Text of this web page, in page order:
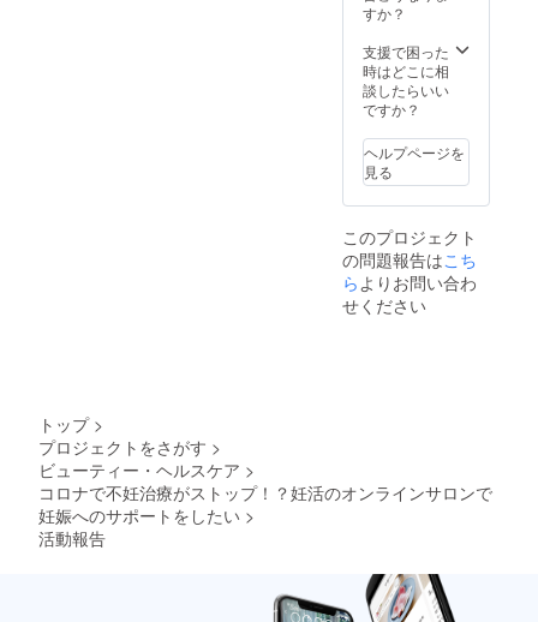
酢・醤
ソー
ス・
油』 調
味料を
しく使
いたい
方へ製
造工程
な味の
違いが
あるの
かを試
食会を
地の調
味料
実際に
現場を
す。
すか？
支援で困った
時はどこに相
談したらいい
ですか？
ヘルプページを
見る
このプロジェクト
の問題報告はこち
ら よりお問い合わ
せください
トップ >
プロジェクトをさがす >
ビューティー・ヘルスケア >
コロナで不妊治療がストップ！？妊活のオンラインサロンで
妊娠へのサポートをしたい >
活動報告